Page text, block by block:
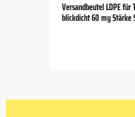
Versandbeutel LDPE
blickdicht 60 my Stärke